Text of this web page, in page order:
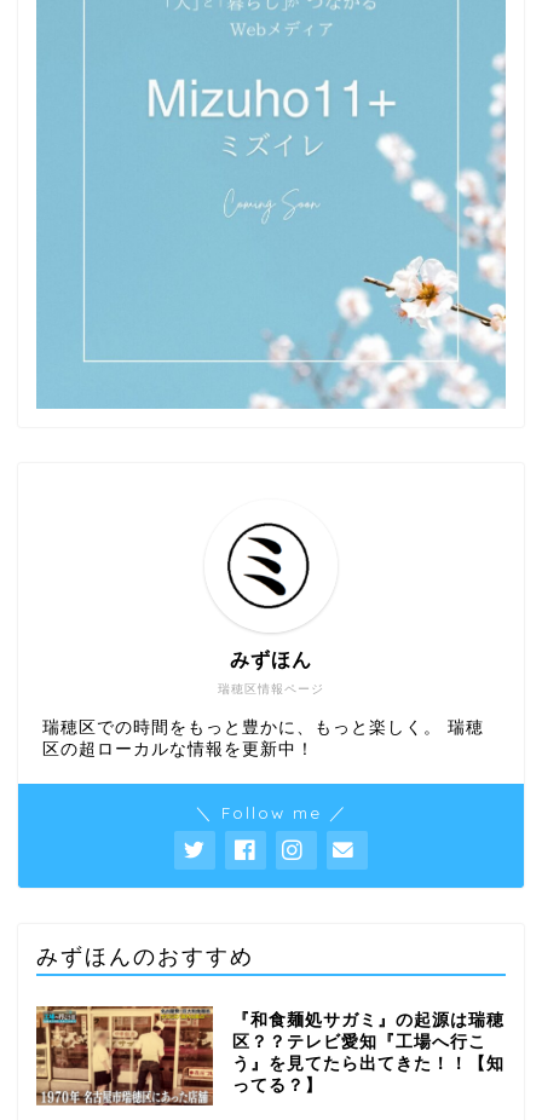
瑞穂区情報ページ
みずほん
瑞穂区での時間をもっと豊かに、もっと楽しく。 瑞穂
区の超ローカルな情報を更新中！
＼ Follow me ／
みずほんのおすすめ
『和食麺処サガミ』の起源は瑞穂
区？？テレビ愛知『工場へ行こ
う』を見てたら出てきた！！【知
ってる？】